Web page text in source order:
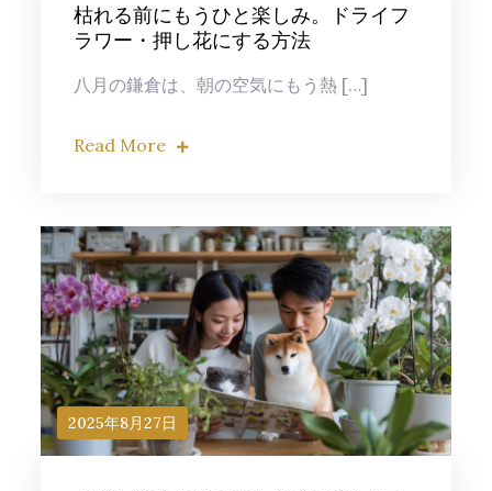
枯れる前にもうひと楽しみ。ドライフ
ラワー・押し花にする方法
八月の鎌倉は、朝の空気にもう熱 […]
Read More
2025年8月27日